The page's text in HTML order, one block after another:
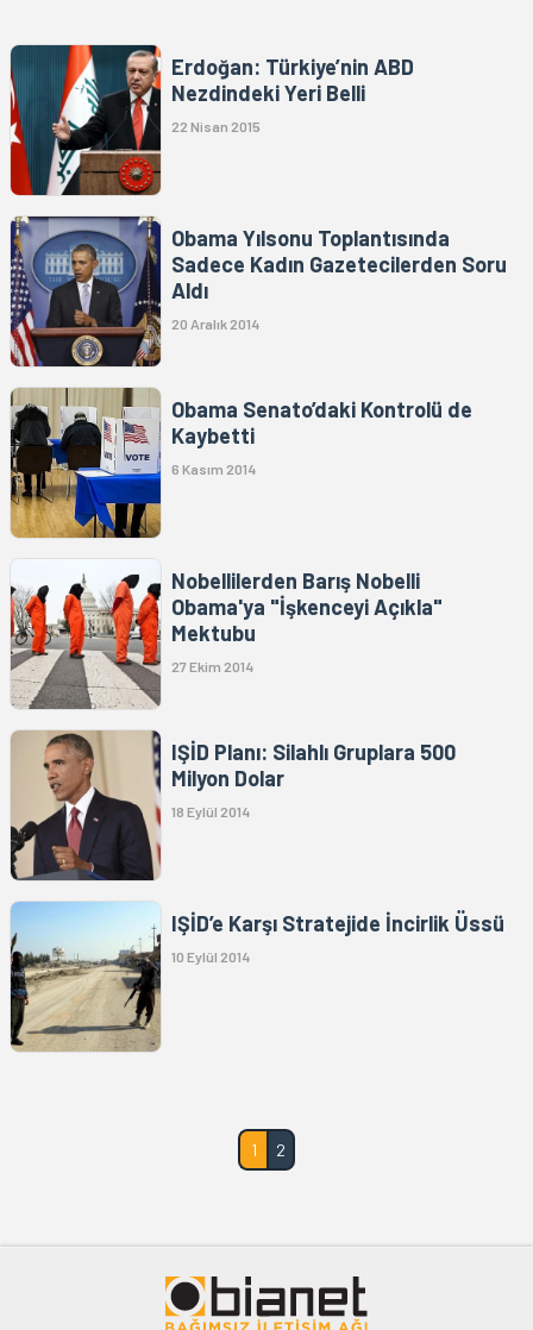
Erdoğan: Türkiye’nin ABD
Nezdindeki Yeri Belli
22 Nisan 2015
Obama Yılsonu Toplantısında
Sadece Kadın Gazetecilerden Soru
Aldı
20 Aralık 2014
Obama Senato’daki Kontrolü de
Kaybetti
6 Kasım 2014
Nobellilerden Barış Nobelli
Obama'ya "İşkenceyi Açıkla"
Mektubu
27 Ekim 2014
IŞİD Planı: Silahlı Gruplara 500
Milyon Dolar
18 Eylül 2014
IŞİD’e Karşı Stratejide İncirlik Üssü
10 Eylül 2014
1 2